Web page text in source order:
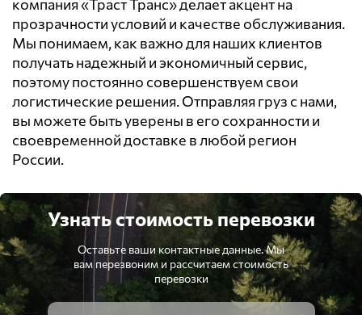
компания «Траст Транс» делает акцент на
прозрачности условий и качестве обслуживания.
Мы понимаем, как важно для наших клиентов
получать надежный и экономичный сервис,
поэтому постоянно совершенствуем свои
логистические решения. Отправляя груз с нами,
вы можете быть уверены в его сохранности и
своевременной доставке в любой регион
России.
Узнать стоимость перевозки
Оставьте ваши контактные данные. Мы
вам перезвоним и рассчитаем стоимость
перевозки